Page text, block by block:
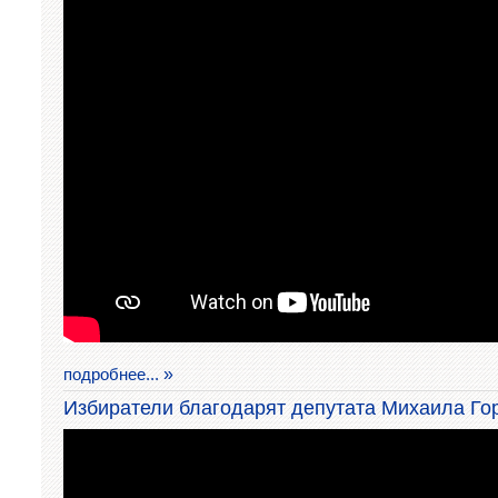
подробнее...
Избиратели благодарят депутата Михаила